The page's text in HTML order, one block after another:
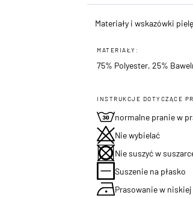
Materiały i wskazówki
MATERIAŁY:
75% Polyester, 25%
INSTRUKCJE DOTYCZĄCE
normalne pranie w
Nie wybielać
Nie suszyć w
Suszenie na płasko
Prasowanie w